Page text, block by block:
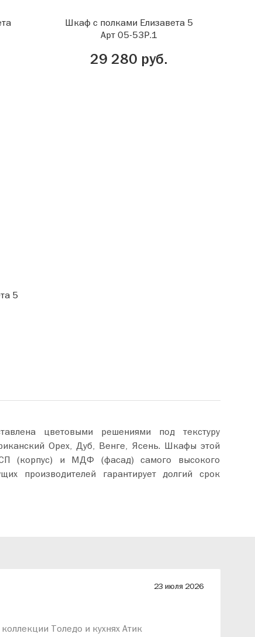
Шкаф с полками Елизавета 5
Арт 05-53Р.1
29 280 руб.
5
цветовыми решениями под текстуру
Орех, Дуб, Венге, Ясень. Шкафы этой
(корпус) и МДФ (фасад) самого высокого
производителей гарантирует долгий срок
23 июля 2026
Толедо и кухнях Атик